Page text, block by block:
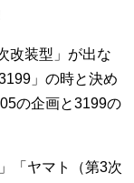
改装型」が出な
」の時と決め
の企画と3199の
「ヤマト（第3次